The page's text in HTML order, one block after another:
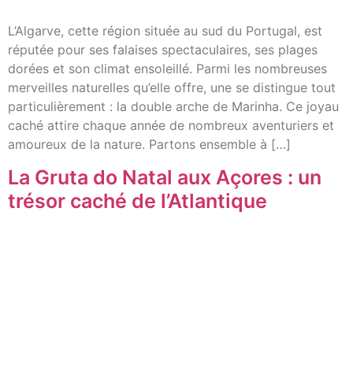
L’Algarve, cette région située au sud du Portugal, est
réputée pour ses falaises spectaculaires, ses plages
dorées et son climat ensoleillé. Parmi les nombreuses
merveilles naturelles qu’elle offre, une se distingue tout
particulièrement : la double arche de Marinha. Ce joyau
caché attire chaque année de nombreux aventuriers et
amoureux de la nature. Partons ensemble à […]
La Gruta do Natal aux Açores : un
trésor caché de l’Atlantique